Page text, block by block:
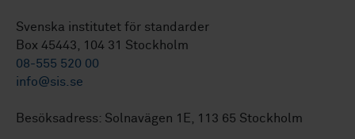
Svenska institutet för standarder
Box 45443, 104 31 Stockholm
08-555 520 00
info@sis.se
Besöksadress: Solnavägen 1E, 113 65 Stockholm